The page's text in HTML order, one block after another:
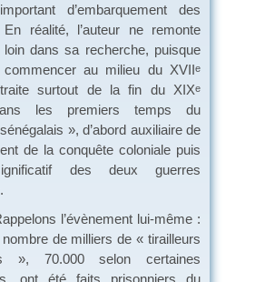
d’embarquement des
réalité, l’auteur ne remonte
dans sa recherche, puisque
commencer au milieu du XVIIe
surtout de la fin du XIXe
les premiers temps du
», d’abord auxiliaire de
de la conquête coloniale puis
des deux guerres
l’évènement lui-même :
de milliers de « tirailleurs
», 70.000 selon certaines
ont été faits prisonniers du